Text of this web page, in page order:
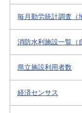
毎月勤労統計調査（
消防水利施設一覧（
県立施設利用者数
経済センサス